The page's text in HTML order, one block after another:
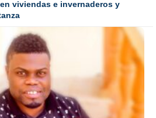
viviendas e invernaderos y